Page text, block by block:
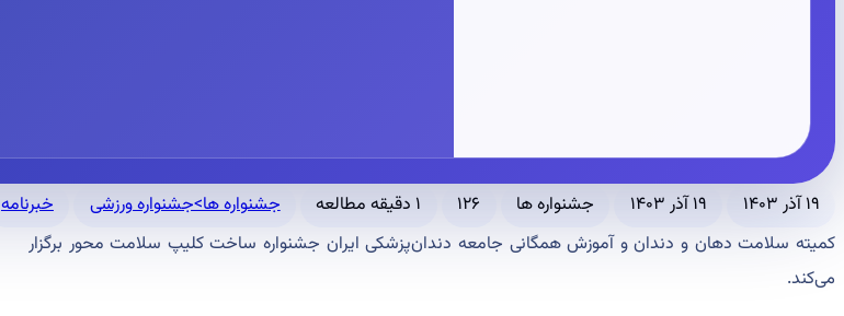
۱۹ آذر ۱۴۰۳ ۱۹ آذر ۱۴۰۳ جشنواره ها ۱۲۶ ۱ دقیقه مطالعه جشنواره ها>جشنواره ورزشی
خبرنامه
کمیته سلامت دهان و دندان و آموزش همگانی جامعه دندان‌پزشکی ایران جشنواره ساخت کلیپ سلامت محور برگزار
می‌کند.